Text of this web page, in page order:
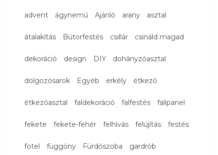
advent ágynemű Ajánló arany asztal
átalakítás Bútorfestés csillár csináld magad
dekoráció design DIY dohányzóasztal
dolgozósarok Egyéb erkély étkező
étkezőasztal faldekoráció falfestés falipanel
fekete fekete-fehér felhívás felújítás festés
fotel függöny Fürdőszoba gardrób